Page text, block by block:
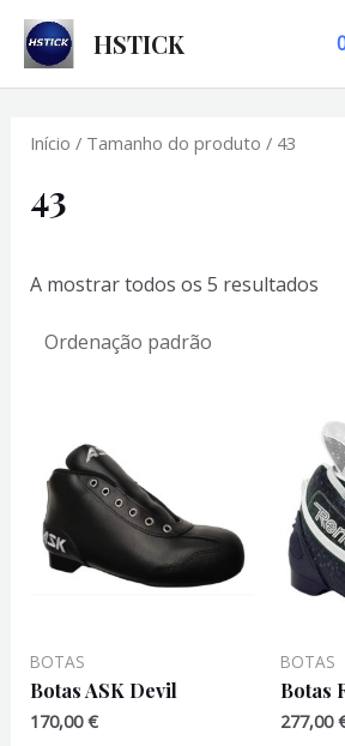
Skip
HSTICK
Início / Tamanho do produto / 43
43
A mostrar todos os 5 resultados
BOTAS
Botas ASK Devil
170,00€
BOTAS
Botas
277,00